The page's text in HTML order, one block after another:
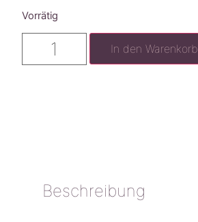
Vorrätig
In den Warenkorb
Beschreibung